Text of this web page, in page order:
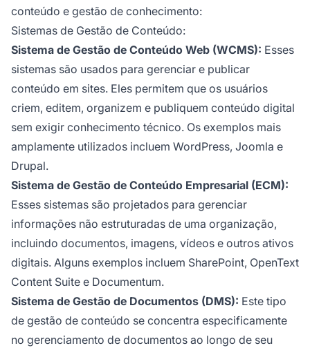
conteúdo e gestão de conhecimento:
Sistemas de Gestão de Conteúdo:
Sistema de Gestão de Conteúdo Web (WCMS): Esses
sistemas são usados para gerenciar e publicar
conteúdo em sites. Eles permitem que os usuários
criem, editem, organizem e publiquem conteúdo digital
sem exigir conhecimento técnico. Os exemplos mais
amplamente utilizados incluem WordPress, Joomla e
Drupal.
Sistema de Gestão de Conteúdo Empresarial (ECM):
Esses sistemas são projetados para gerenciar
informações não estruturadas de uma organização,
incluindo documentos, imagens, vídeos e outros ativos
digitais. Alguns exemplos incluem SharePoint, OpenText
Content Suite e Documentum.
Sistema de Gestão de Documentos (DMS): Este tipo
de gestão de conteúdo se concentra especificamente
no gerenciamento de documentos ao longo de seu